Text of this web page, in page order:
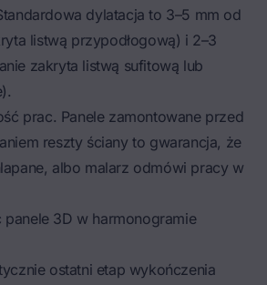
dylatacja to 3–5 mm od
listwą przypodłogową) i 2–3
zakryta listwą sufitową lub
prac. Panele zamontowane przed
reszty ściany to gwarancja, że
albo malarz odmówi pracy w
3D w harmonogramie
ostatni etap wykończenia